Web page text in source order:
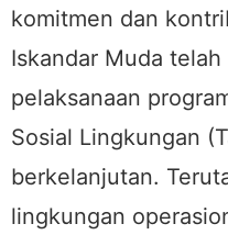
komitmen dan
Iskandar Muda
pelaksanaan
Sosial Lingkungan
berkelanjutan.
lingkungan